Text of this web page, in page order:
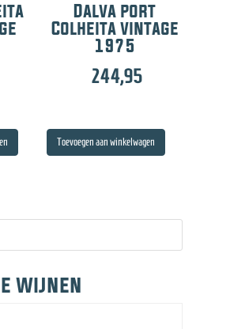
Dalva port
Colheita vintage
1975
244,95
Toevoegen aan winkelwagen
wijnen